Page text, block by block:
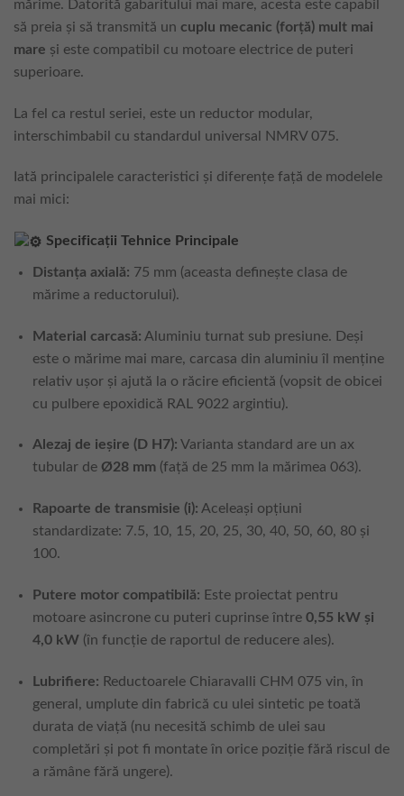
mărime. Datorită gabaritului mai mare, acesta este capabil
să preia și să transmită un cuplu mecanic (forță) mult mai
mare și este compatibil cu motoare electrice de puteri
superioare.
La fel ca restul seriei, este un reductor modular,
interschimbabil cu standardul universal NMRV 075.
Iată principalele caracteristici și diferențe față de modelele
mai mici:
Specificații Tehnice Principale
Distanța axială: 75 mm (aceasta definește clasa de
mărime a reductorului).
Material carcasă: Aluminiu turnat sub presiune. Deși
este o mărime mai mare, carcasa din aluminiu îl menține
relativ ușor și ajută la o răcire eficientă (vopsit de obicei
cu pulbere epoxidică RAL 9022 argintiu).
Alezaj de ieșire (D H7): Varianta standard are un ax
tubular de Ø28 mm(față de 25 mm la mărimea 063).
Rapoarte de transmisie (i): Aceleași opțiuni
standardizate: 7.5, 10, 15, 20, 25, 30, 40, 50, 60, 80 și
100.
Putere motor compatibilă: Este proiectat pentru
motoare asincrone cu puteri cuprinse între 0,55 kW și
4,0 kW(în funcție de raportul de reducere ales).
Lubrifiere: Reductoarele Chiaravalli CHM 075 vin, în
general, umplute din fabrică cu ulei sintetic pe toată
durata de viață (nu necesită schimb de ulei sau
completări și pot fi montate în orice poziție fără riscul de
a rămâne fără ungere).